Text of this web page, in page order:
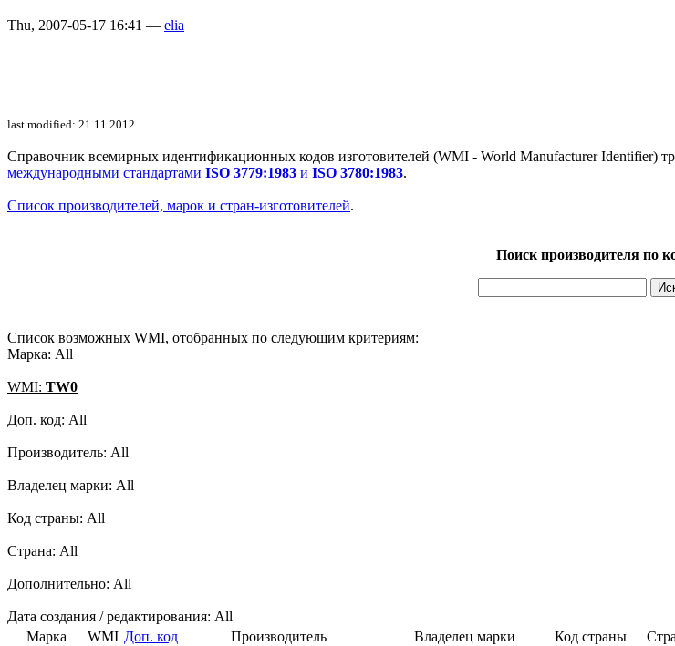
Thu, 2007-05-17 16:41 — elia
last modified: 21.11.2012
Справочник всемирных идентификационных кодов изготовителей (WMI - World Manufacturer Identifier)
международными стандартами ISO 3779:1983 и ISO 3780:1983.
Список производителей, марок и стран-изготовителей.
Поиск производителя по
Список возможных WMI, отобранных по следующим критериям:
Марка: All
WMI: TW0
Доп. код: All
Производитель: All
Владелец марки: All
Код страны: All
Страна: All
Дополнительно: All
Дата создания / редактирования: All
Марка
WMI Доп. код Производитель Владелец марки Код страны